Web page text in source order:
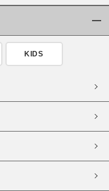
WEB限定
KIDS